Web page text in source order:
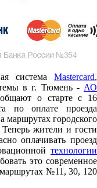
система Mastercard,
в г. Тюмень - АО
о старте c 16
по оплате проезда
маршрутах городского
жители и гости
оплачивать проезд
технологии
это современное
№11, 30, 120